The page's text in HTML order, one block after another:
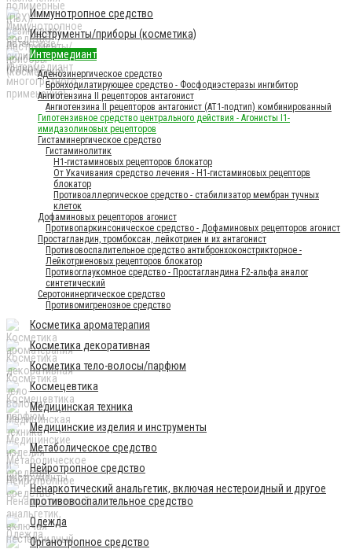
Иммунотропное средство
Инструменты/приборы (косметика)
Интермедиант
Аденозинергическое средство
Бронходилатирующее средство - Фосфодиэстеразы ингибитор
Ангиотензина II рецепторов антагонист
Ангиотензина II рецепторов антагонист (AT1-подтип) комбинированный
Гипотензивное средство центрального действия - Агонисты I1-
имидазолиновых рецепторов
Гистаминергическое средство
Гистаминолитик
H1-гистаминовых рецепторов блокатор
От Укачивания средство лечения - Н1-гистаминовых рецепторв
блокатор
Противоаллергическое средство - стабилизатор мембран тучных
клеток
Дофаминовых рецепторов агонист
Противопаркинсоническое средство - Дофаминовых рецепторов агонист
Простагландин, тромбоксан, лейкотриен и их антагонист
Противовоспалительное средство антибронхоконстрикторное -
Лейкотриеновых рецепторов блокатор
Противоглаукомное средство - Простагландина F2-альфа аналог
синтетический
Серотонинергическое средство
Противомигренозное средство
Косметика ароматерапия
Косметика декоративная
Косметика тело-волосы/парфюм
Космецевтика
Медицинская техника
Медицинские изделия и инструменты
Метаболическое средство
Нейротропное средство
Ненаркотический анальгетик, включая нестероидный и другое
противовоспалительное средство
Одежда
Органотропное средство